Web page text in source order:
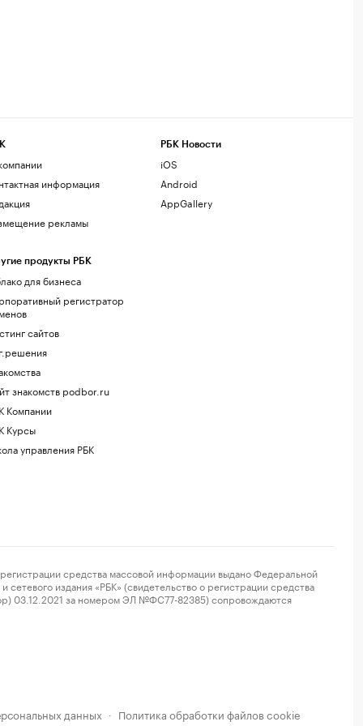
информация
рекламы
продукты РБК
для бизнеса
регистратор
сайтов
знакомств podbor.ru
Компании
Курсы
управления РБК
РБК Новости
iOS
Android
AppGallery
средства массовой информации выдано Федеральной
издания «РБК» (свидетельство о регистрации средства
03.12.2021 за номером ЭЛ №ФС77-82385) сопровождаются
данных · Политика обработки файлов cookie